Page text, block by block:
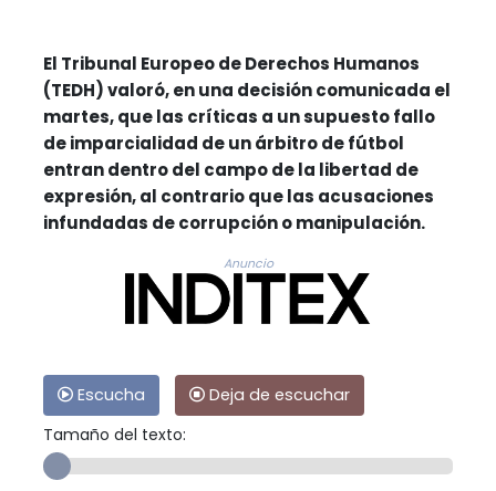
El Tribunal Europeo de Derechos Humanos
(TEDH) valoró, en una decisión comunicada el
martes, que las críticas a un supuesto fallo
de imparcialidad de un árbitro de fútbol
entran dentro del campo de la libertad de
expresión, al contrario que las acusaciones
infundadas de corrupción o manipulación.
Anuncio
Escucha
Deja de escuchar
Tamaño del texto: